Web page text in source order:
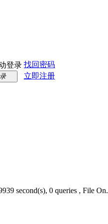
登录 找回密码
立即注册
second(s), 0 queries , File On.